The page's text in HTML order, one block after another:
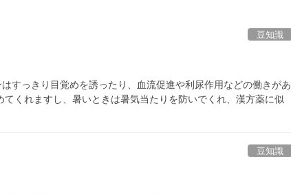
豆知識
すっきり目覚めを誘ったり、血流促進や利尿作用などの働きがあ
くれますし、暑いときは暑気当たりを防いでくれ、漢方薬に似
豆知識